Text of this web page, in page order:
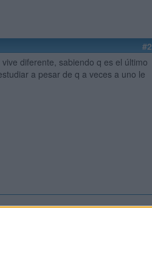
#2
diferente, sabiendo q es el último
a pesar de q a veces a uno le
oregístratepara enviar comentarios